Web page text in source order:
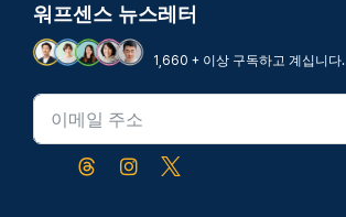
워프센스 뉴스레터
1,660 + 이상 구독하고 계십니다.